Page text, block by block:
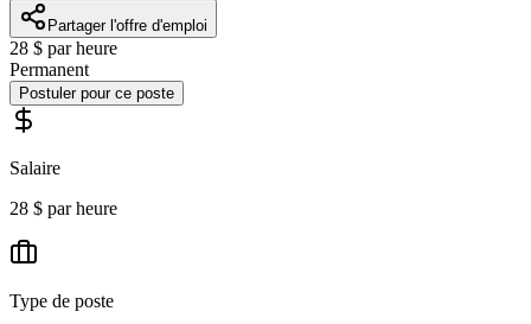
Partager l'offre d'emploi
28 $ par heure
Permanent
Postuler pour ce poste
Salaire
28 $ par heure
Type de poste